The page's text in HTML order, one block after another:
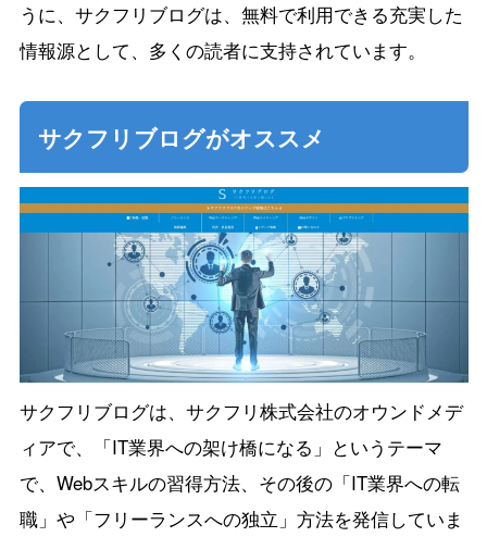
うに、サクフリブログは、無料で利用できる充実した
情報源として、多くの読者に支持されています。
サクフリブログがオススメ
サクフリブログは、サクフリ株式会社のオウンドメデ
ィアで、「IT業界への架け橋になる」というテーマ
で、Webスキルの習得方法、その後の「IT業界への転
職」や「フリーランスへの独立」方法を発信していま